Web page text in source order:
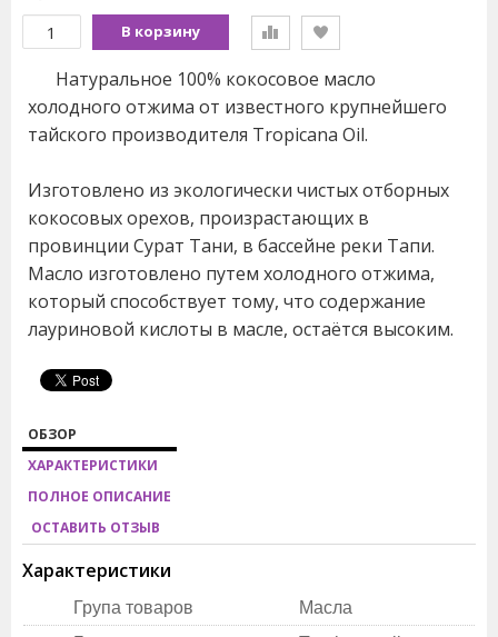
В корзину
Натуральное 100% кокосовое масло
холодного отжима от известного крупнейшего
тайского производителя Tropicana Oil.
Изготовлено из экологически чистых отборных
кокосовых орехов, произрастающих в
провинции Сурат Тани, в бассейне реки Тапи.
Масло изготовлено путем холодного отжима,
который способствует тому, что содержание
лауриновой кислоты в масле, остаётся высоким.
ОБЗОР
ХАРАКТЕРИСТИКИ
ПОЛНОЕ ОПИСАНИЕ
ОСТАВИТЬ ОТЗЫВ
Характеристики
Група товаров
Масла